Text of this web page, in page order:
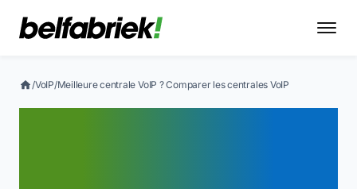
/VoIP/Meilleure centrale VoIP ? Comparer les centrales VoIP